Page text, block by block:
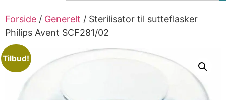
Forside / Generelt / Sterilisator til sutteflasker
Philips Avent SCF281/02
Tilbud!